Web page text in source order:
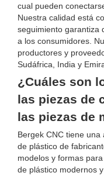
cual pueden
Nuestra calidad está
seguimiento garantiza
a los consumidores.
productores y
Sudáfrica, India y
¿Cuáles son
las piezas de
las piezas de
Bergek CNC tiene
de plástico de
modelos y formas
de plástico modernos